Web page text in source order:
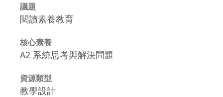
議題
閱讀素養教育
核心素養
A2 系統思考與解決問題
資源類型
教學設計